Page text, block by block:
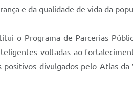
e da qualidade de vida da
o Programa de Parcerias
voltadas ao
divulgados pelo Atlas